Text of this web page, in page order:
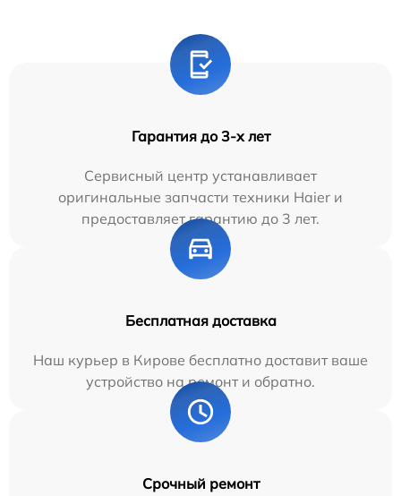
Гарантия до 3-х лет
Сервисный центр устанавливает
оригинальные запчасти техники Haier и
предоставляет гарантию до 3 лет.
Бесплатная доставка
Наш курьер в Кирове бесплатно доставит ваше
устройство на ремонт и обратно.
Срочный ремонт